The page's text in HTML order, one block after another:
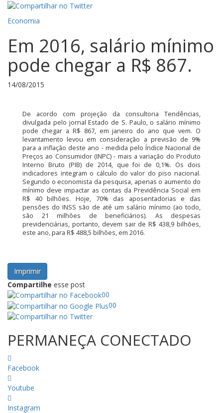
Economia
Em 2016, salário mínimo
pode chegar a R$ 867.
14/08/2015
De acordo com projeção da consultoria Tendências,
divulgada pelo jornal Estado de S. Paulo, o salário mínimo
pode chegar a R$ 867, em janeiro do ano que vem. O
levantamento levou em consideração a previsão de 9%
para a inflação deste ano - medida pelo Índice Nacional de
Preços ao Consumidor (INPC) - mais a variação do Produto
Interno Bruto (PIB) de 2014, que foi de 0,1%. Os dois
indicadores integram o cálculo do valor do piso nacional.
Segundo o economista da pesquisa, apenas o aumento do
mínimo deve impactar as contas da Previdência Social em
R$ 40 bilhões. Hoje, 70% das aposentadorias e das
pensões do INSS são de até um salário mínimo (ao todo,
são 21 milhões de beneficiários). As despesas
previdenciárias, portanto, devem sair de R$ 438,9 bilhões,
este ano, para R$ 488,5 bilhões, em 2016.
Imprimir
Compartilhe esse post
00
00
PERMANEÇA CONECTADO
Facebook
Youtube
Instagram